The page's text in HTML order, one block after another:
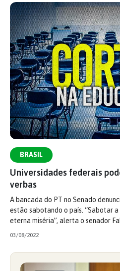
BRASIL
Universidades federais
verbas
A bancada do PT no Senado
estão sabotando o país. “Sabotar
eterna miséria”, alerta o senador
03/08/2022